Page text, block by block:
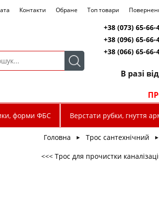
Контакти Обране Топ товари
+38 (073) 65-66-
+38 (096) 65-66-
+38 (066) 65-66-
В разі
форми ФБС Верстати рубки, гнуття
Головна ► Трос сантехнічний ►
<<< Трос для прочистки